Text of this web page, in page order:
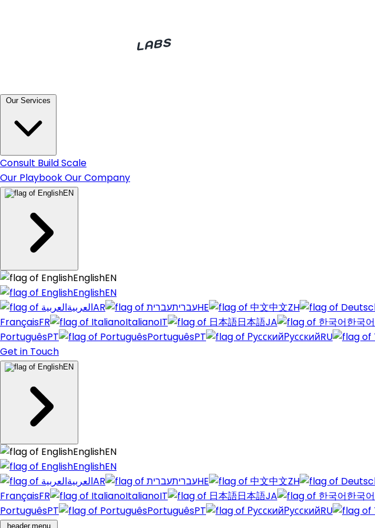
Consult BuildScale
Our PlaybookOur Company
EN
EnglishEN
EnglishEN
العربيةAR עבריתHE 中文ZH
FrançaisFR ItalianoIT 日本語JA 한국어
PortuguêsPT PortuguêsPT РусскийRU
Get in Touch
EN
EnglishEN
EnglishEN
العربيةAR עבריתHE 中文ZH
FrançaisFR ItalianoIT 日本語JA 한국어
PortuguêsPT PortuguêsPT РусскийRU
header.menu